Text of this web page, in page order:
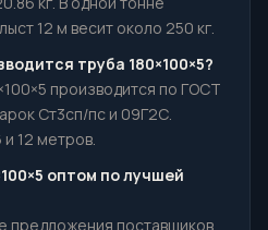
12 м весит около 250 кг.
труба 180×100×5?
производится по ГОСТ
Ст3сп/пс и 09Г2С.
12 метров.
оптом по лучшей
предложения поставщиков